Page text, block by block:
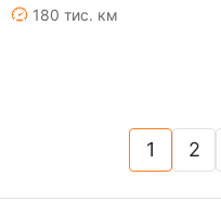
180 тис. км
1(current)
2